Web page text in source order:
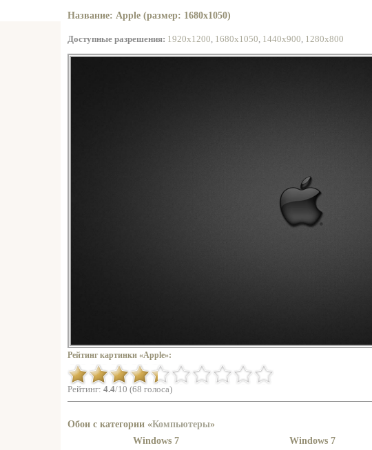
Название: Apple (размер: 1680x1050)
Доступные разрешения: 1920x1200, 1680x1050, 1440x900, 1280x800
Рейтинг картинки «Apple»:
Рейтинг: 4.4/10 (68 голоса)
Обои с категории «Компьютеры»
Windows 7
Windows 7